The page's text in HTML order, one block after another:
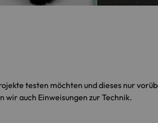
testen möchten und dieses nur
wir auch Einweisungen zur Technik.